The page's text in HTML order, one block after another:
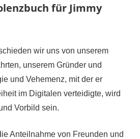
für Jimmy
wir uns von unserem
unserem Gründer und
und Vehemenz, mit der er
im Digitalen verteidigte, wird
Vorbild sein.
Anteilnahme von Freunden und